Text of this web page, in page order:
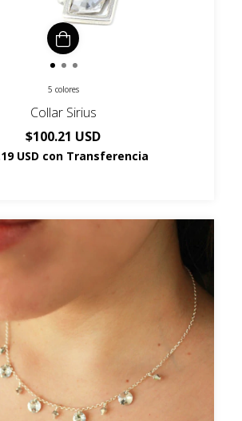
5 colores
Collar Sirius
$100.21 USD
USD con Transferencia